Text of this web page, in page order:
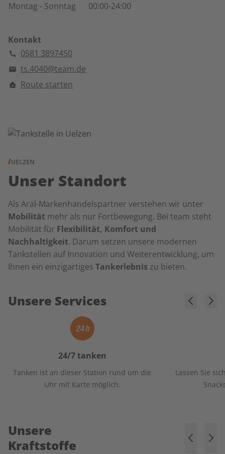
Montag - Sonntag 00:00-24:00
Kontakt
0581 3897450
ts.4040@team.de
Route starten
UELZEN
Unser Standort
Als Aral-Markenhandelspartner verstehen wir unter
Mobilität mehr als nur Fortbewegung. Bei team steht
Mobilität für Flexibilität, Komfort und
Nachhaltigkeit. Darum setzen unsere modernen
Tankstellen auf Innovation und Weiterentwicklung, um
Ihnen ein einzigartiges Tankerlebnis zu bieten.
Unsere Services
24/7 tanken
Tanken ist an dieser Station rund um die
Uhr mit Karte möglich.
Lassen Sie
Unsere
Kraftstoffe